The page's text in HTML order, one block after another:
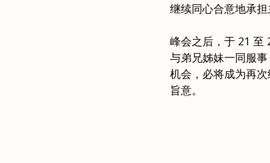
继续同心合意地承担
峰会之后，于 21
与弟兄姊妹一同服
机会，必将成为再
旨意。